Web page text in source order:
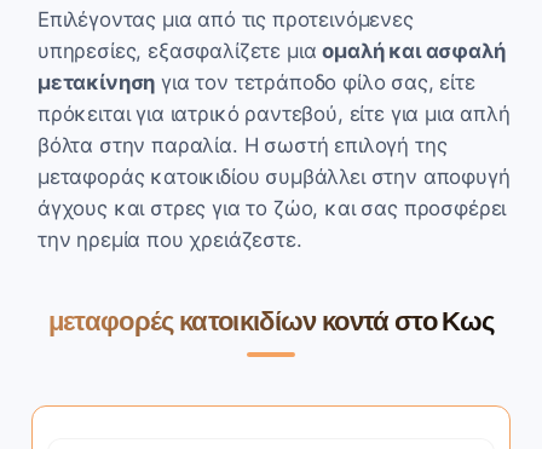
Επιλέγοντας μια από τις προτεινόμενες
υπηρεσίες, εξασφαλίζετε μιαομαλή και ασφαλή
μετακίνηση για τον τετράποδο φίλο σας, είτε
πρόκειται για ιατρικό ραντεβού, είτε για μια απλή
βόλτα στην παραλία. Η σωστή επιλογή της
μεταφοράς κατοικιδίου συμβάλλει στην αποφυγή
άγχους και στρες για το ζώο, και σας προσφέρει
την ηρεμία που χρειάζεστε.
μεταφορές κατοικιδίων κοντά στο Κως